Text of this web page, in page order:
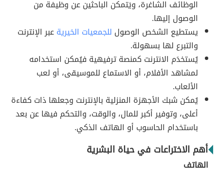
الوظائف الشاغرة، ويَتمكن الباحثين عن وظيفة من
الوصول إليها.
يستطيع الشخص الوصول للجمعيات الخيريةعبر الإنترنت
والتبرع لها بسهولة.
يُستخدَم الانترنت كمنصة ترفيهية فيُمكن استخدامه
لمشاهد الأفلام، أو الاستماع للموسيقى، أو لعب
الألعاب.
يُمكن شبك الأجهزة المنزلية بالإنترنت وجعلها ذات كفاءة
أعلى، وتوفير أكبر للمال، والوقت، والتحكم فيها عن بعد
باستخدام الحاسوب أو الهاتف الذكي.
أهم الاختراعات في حياة البشرية
الهاتف